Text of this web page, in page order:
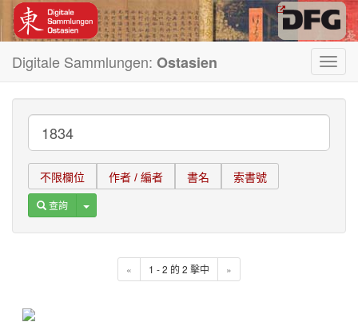
Digitale Sammlungen: Ostasien
不限欄位 作者 / 編者 書名 索書號
查詢 Toggle Dropdown
« 1 - 2 的 2 擊中 »